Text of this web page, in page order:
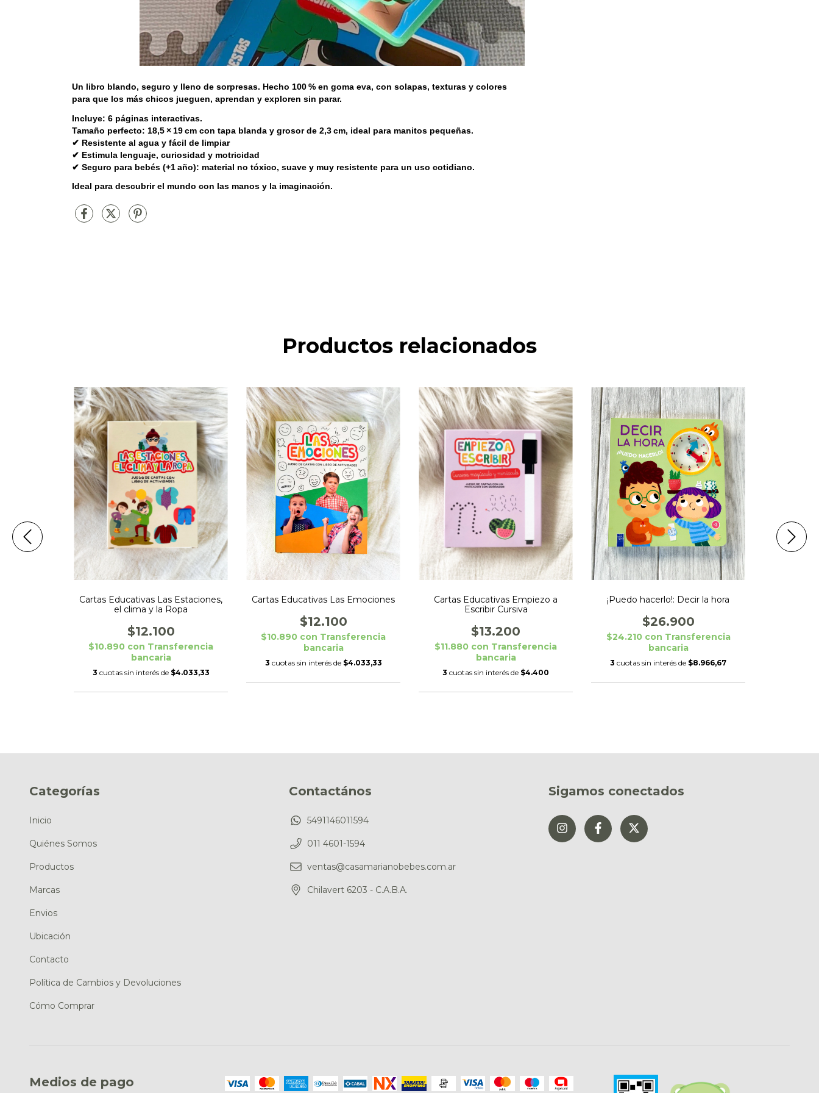
Un libro blando, seguro y lleno de sorpresas. Hecho 100 % en goma eva, con solapas, texturas y colores
para que los más chicos jueguen, aprendan y exploren sin parar.
Incluye: 6 páginas interactivas.
Tamaño perfecto: 18,5 × 19 cm con tapa blanda y grosor de 2,3 cm, ideal para manitos pequeñas.
✔ Resistente al agua y fácil de limpiar
✔ Estimula lenguaje, curiosidad y motricidad
✔ Seguro para bebés (+1 año): material no tóxico, suave y muy resistente para un uso cotidiano.
Ideal para descubrir el mundo con las manos y la imaginación.
Productos relacionados
Cartas Educativas Las Estaciones,
el clima y la Ropa
$12.100
$10.890 con Transferencia
bancaria
3 cuotas sin interés de $4.033,33
Cartas Educativas Las Emociones
$12.100
$10.890 con Transferencia
bancaria
3 cuotas sin interés de $4.033,33
Cartas Educativas Empiezo a
Escribir Cursiva
$13.200
$11.880 con Transferencia
bancaria
3 cuotas sin interés de $4.400
¡Puedo hacerlo!: Decir la hora
$26.900
$24.210 con Transferencia
bancaria
3 cuotas sin interés de $8.966,67
Categorías
Inicio
Quiénes Somos
Productos
Marcas
Envios
Ubicación
Contacto
Política de Cambios y Devoluciones
Cómo Comprar
Contactános
5491146011594
011 4601-1594
ventas@casamarianobebes.com.ar
Chilavert 6203 - C.A.B.A.
Sigamos conectados
Medios de pago